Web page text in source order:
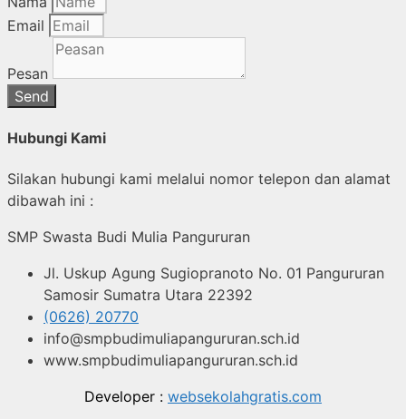
Email
Pesan
Send
Hubungi Kami
Silakan hubungi kami melalui nomor telepon dan alamat
dibawah ini :
SMP Swasta Budi Mulia Pangururan
Jl. Uskup Agung Sugiopranoto No. 01 Pangururan
Samosir Sumatra Utara 22392
(0626) 20770
info@smpbudimuliapangururan.sch.id
www.smpbudimuliapangururan.sch.id
Developer : websekolahgratis.com